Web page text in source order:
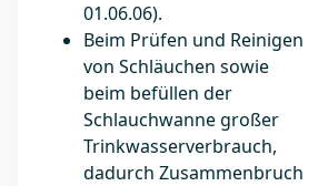
01.06.06).
Beim Prüfen und Reinigen
von Schläuchen sowie
beim befüllen der
Schlauchwanne großer
Trinkwasserverbrauch,
dadurch Zusammenbruch